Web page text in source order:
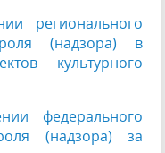
регионального
(надзора) в
культурного
федерального
(надзора) за